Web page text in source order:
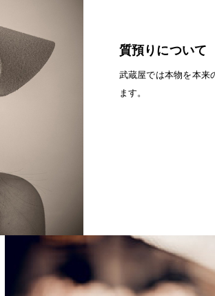
質預りについて
武蔵屋では本物を本来
ます。